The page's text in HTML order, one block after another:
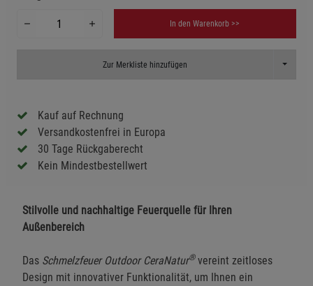
In den Warenkorb >>
Zur Merkliste hinzufügen Toggle
Kauf auf Rechnung
Versandkostenfrei in Europa
30 Tage Rückgaberecht
Kein Mindestbestellwert
Stilvolle und nachhaltige Feuerquelle für Ihren
Außenbereich
Das Schmelzfeuer Outdoor CeraNatur®vereint zeitloses
Design mit innovativer Funktionalität, um Ihnen ein